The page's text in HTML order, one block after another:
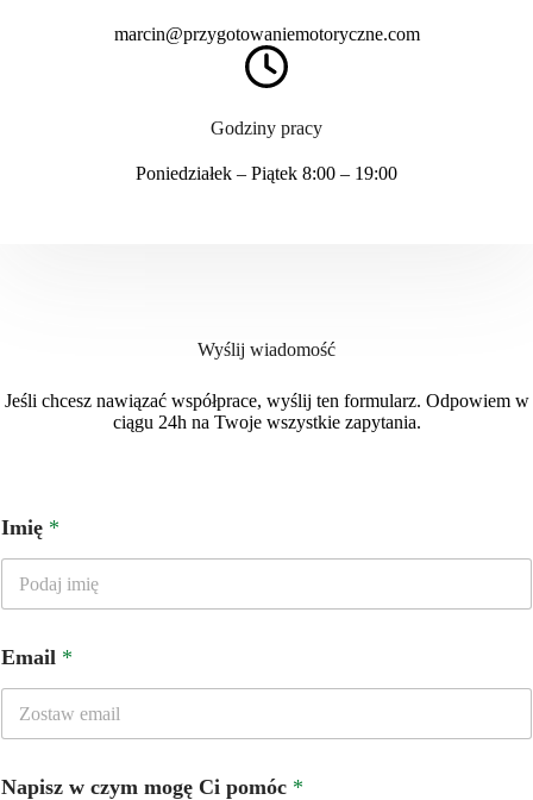
marcin@przygotowaniemotoryczne.com
Godziny pracy
Poniedziałek – Piątek 8:00 – 19:00
Wyślij wiadomość
Jeśli chcesz nawiązać współprace, wyślij ten formularz. Odpowiem w
ciągu 24h na Twoje wszystkie zapytania.
Imię *
Email *
Napisz w czym mogę Ci pomóc *